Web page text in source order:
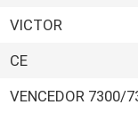
VICTOR
CE
VENCEDOR 7300/